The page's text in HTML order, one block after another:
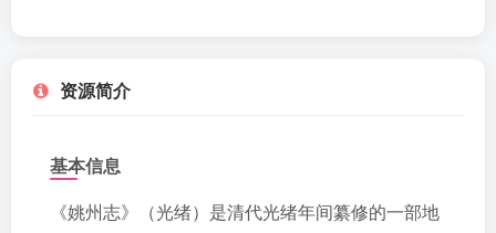
资源简介
基本信息
《姚州志》（光绪）是清代光绪年间纂修的一部地